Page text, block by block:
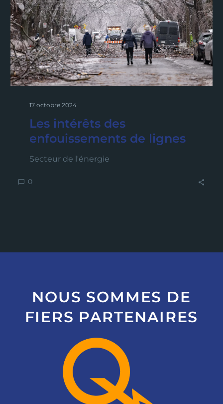
17 octobre 2024
Les intérêts des
enfouissements de lignes
Secteur de l'énergie
0
NOUS SOMMES DE
FIERS PARTENAIRES